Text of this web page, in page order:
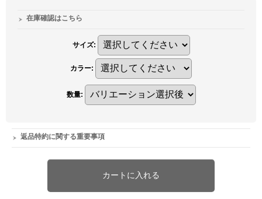
在庫確認はこちら
サイズ:
カラー:
数量:
返品特約に関する重要事項